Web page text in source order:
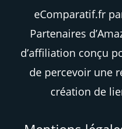
eComparatif.fr
Partenaires
d’affiliation conçu
de percevoir une
création de